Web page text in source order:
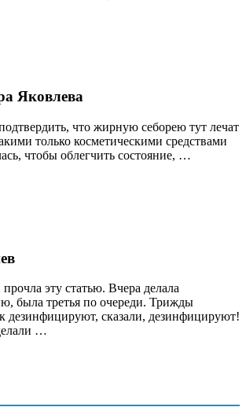
Яковлева
что жирную себорею тут лечат
только косметическими средствами
чтобы облегчить состояние, …
прочла эту статью. Вчера делала
была третья по очереди. Трижды
дезинфицируют, сказали, дезинфицируют!
…